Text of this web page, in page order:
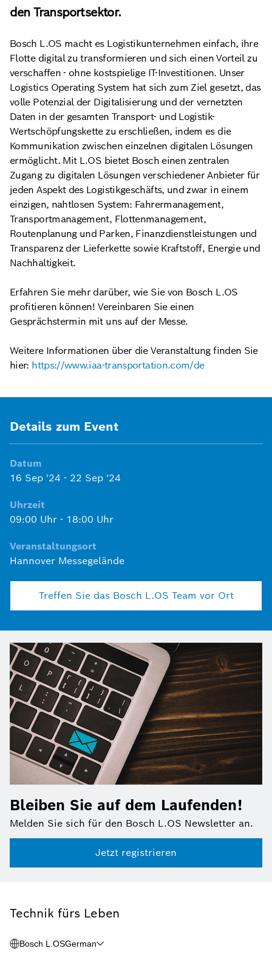
den Transportsektor.
Bosch L.OS macht es Logistikunternehmen einfach, ihre
Flotte digital zu transformieren und sich einen Vorteil zu
verschaffen - ohne kostspielige IT-Investitionen. Unser
Logistics Operating System hat sich zum Ziel gesetzt, das
volle Potenzial der Digitalisierung und der vernetzten
Daten in der gesamten Transport- und Logistik-
Wertschöpfungskette zu erschließen, indem es die
Kommunikation zwischen einzelnen digitalen Lösungen
ermöglicht. Mit L.OS bietet Bosch einen zentralen
Zugang zu digitalen Lösungen verschiedener Anbieter für
jeden Aspekt des Logistikgeschäfts, und zwar in einem
einzigen, nahtlosen System: Fahrermanagement,
Transportmanagement, Flottenmanagement,
Routenplanung und Parken, Finanzdienstleistungen und
Transparenz der Lieferkette sowie Kraftstoff, Energie und
Nachhaltigkeit.
Erfahren Sie mehr darüber, wie Sie von Bosch L.OS
profitieren können! Vereinbaren Sie einen
Gesprächstermin mit uns auf der Messe.
Weitere Informationen über die Veranstaltung finden Sie
hier: https://www.iaa-transportation.com/de
Details zum Event
Datum
16 Sep '24 - 22 Sep '24
Uhrzeit
09:00 Uhr - 18:00 Uhr
Veranstaltungsort
Hannover Messegelände
Treffen Sie das Bosch L.OS Team vor Ort
Bleiben Sie auf dem Laufenden!
Melden Sie sich für den Bosch L.OS Newsletter an.
Jetzt registrieren
Technik fürs Leben
Bosch L.OSGerman